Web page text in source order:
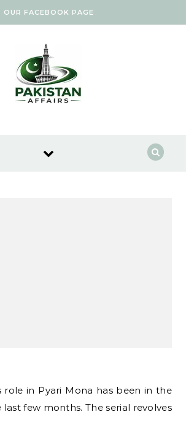
OUR FACEBOOK PAGE
role in Pyari Mona has been in the
few months. The serial revolves